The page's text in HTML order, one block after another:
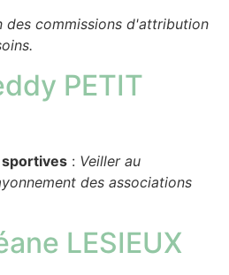
des commissions d'attribution
PETIT
: Veiller au
des associations
LESIEUX